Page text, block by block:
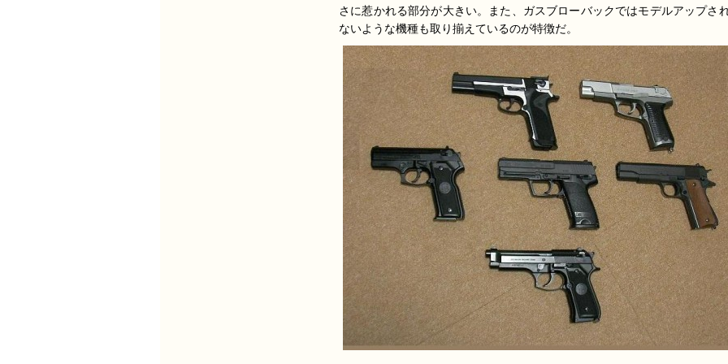
さに惹かれる部分が大きい。また、ガスブローバックではモデルアップさ
ないような機種も取り揃えているのが特徴だ。